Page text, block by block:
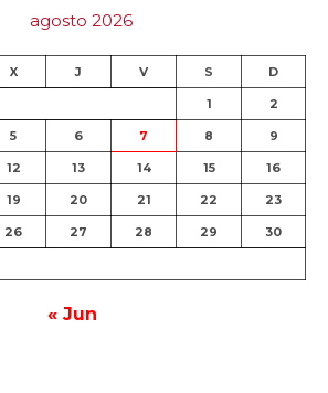
agosto 2026
X J V S D
1 2
5 6 7 8 9
12 13 14 15 16
19 20 21 22 23
26 27 28 29 30
« Jun